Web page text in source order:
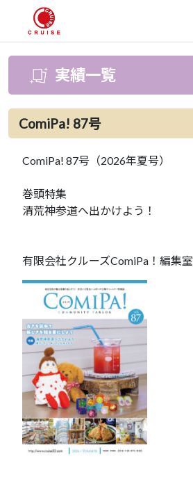
実績一覧
ComiPa! 87号
ComiPa! 87号（2026年夏号）
巻頭特集
清荒神参道へ出かけよう！
有限会社クルーズComiPa！編集室